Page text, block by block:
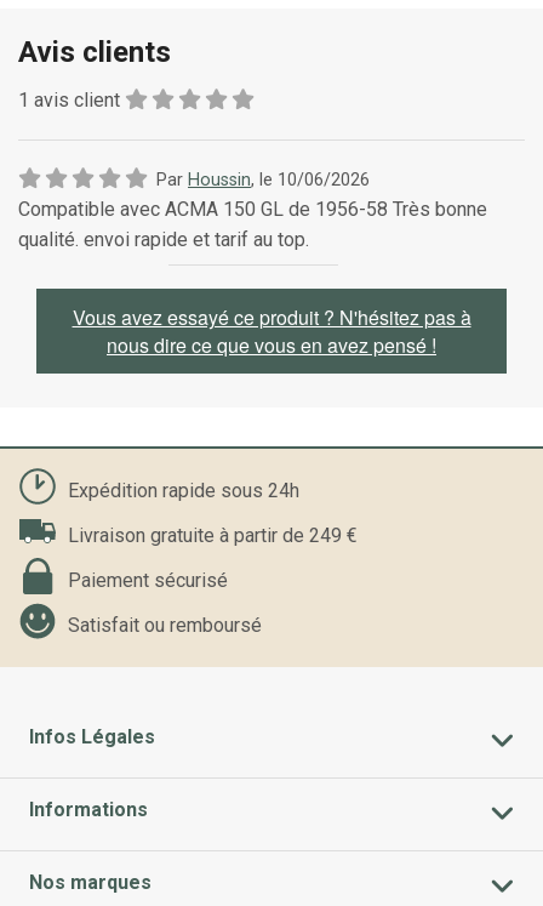
Avis clients
1 avis client
Par Houssin, le 10/06/2026
Compatible avec ACMA 150 GL de 1956-58 Très bonne
qualité. envoi rapide et tarif au top.
Vous avez essayé ce produit ? N'hésitez pas à
nous dire ce que vous en avez pensé !
Expédition rapide sous 24h
Livraison gratuite à partir de 249 €
Paiement sécurisé
Satisfait ou remboursé
Infos Légales
Informations
Nos marques